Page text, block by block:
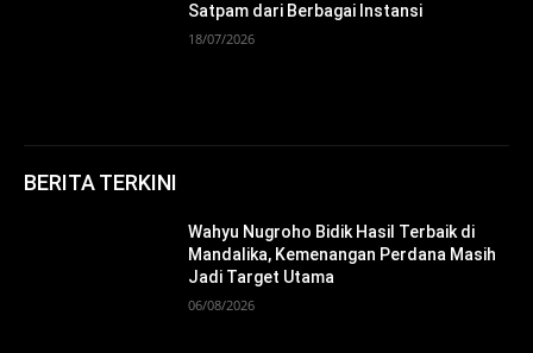
Satpam dari Berbagai Instansi
18/07/2026
BERITA TERKINI
Wahyu Nugroho Bidik Hasil Terbaik di
Mandalika, Kemenangan Perdana Masih
Jadi Target Utama
06/08/2026